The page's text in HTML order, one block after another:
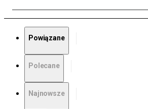
Powiązane
Polecane
Najnowsze